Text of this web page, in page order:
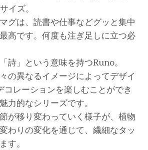
イズ。
グは、読書や仕事などグッと集中
高です。何度も注ぎ足しに立つ必
詩」という意味を持つRuno。
の異なるイメージによってデザイ
コレーションを楽しむことができ
力的なシリーズです。
が移り変わっていく様子が、植物
わりの変化を通じて、繊細なタッ
す。